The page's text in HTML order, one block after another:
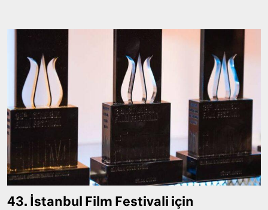
43. İstanbul Film Festivali için